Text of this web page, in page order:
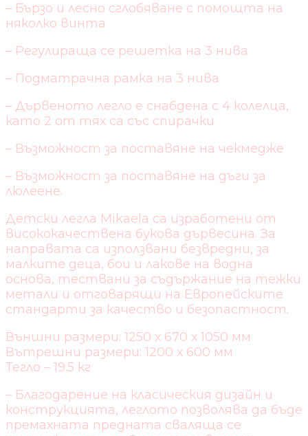
– Бързо и лесно сглобяване с помощта на
няколко винта
– Регулираща се решетка на 3 нива
– Подматрачна рамка на 3 нива
– Дървеното легло е снабдена с 4 колелца,
като 2 от тях са със спирачки
– Възможност за поставяне на чекмедже
– Възможност за поставяне на дъги за
люлеене.
Детски легла Mikaela са изработени от
висококачествена букова дървесина. За
направата са използвани безвредни, за
малките деца, бои и лакове на водна
основа, тествани за съдържание на тежки
метали и отговарящи на Европейските
стандарти за качество и безопастност.
Външни размери: 1250 х 670 х 1050 мм
Вътрешни размери: 1200 х 600 мм
Тегло – 19.5 кг
– Благодарение на класическия дизайн и
конструкцията, леглото позволява да бъде
премахната предната сваляща се